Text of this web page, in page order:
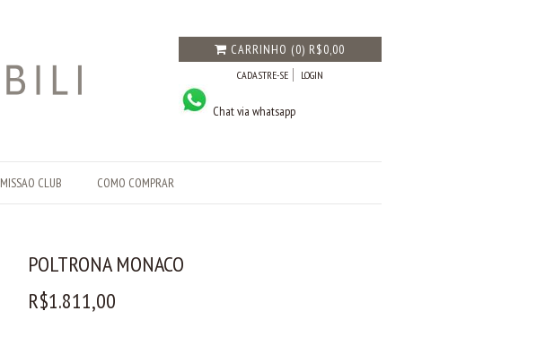
CARRINHO (0) R$0,00
CADASTRE-SE LOGIN
Chat via whatsapp
MISSAO CLUB COMO COMPRAR
POLTRONA MONACO
R$1.811,00